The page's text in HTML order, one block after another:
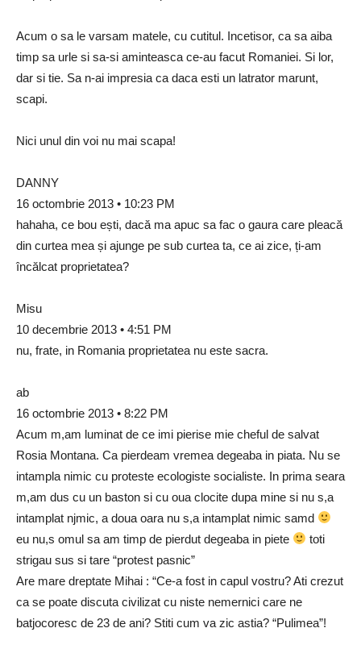
Acum o sa le varsam matele, cu cutitul. Incetisor, ca sa aiba
timp sa urle si sa-si aminteasca ce-au facut Romaniei. Si lor,
dar si tie. Sa n-ai impresia ca daca esti un latrator marunt,
scapi.
Nici unul din voi nu mai scapa!
DANNY
16 octombrie 2013 • 10:23 PM
hahaha, ce bou ești, dacă ma apuc sa fac o gaura care pleacă
din curtea mea și ajunge pe sub curtea ta, ce ai zice, ți-am
încălcat proprietatea?
Misu
10 decembrie 2013 • 4:51 PM
nu, frate, in Romania proprietatea nu este sacra.
ab
16 octombrie 2013 • 8:22 PM
Acum m,am luminat de ce imi pierise mie cheful de salvat
Rosia Montana. Ca pierdeam vremea degeaba in piata. Nu se
intampla nimic cu proteste ecologiste socialiste. In prima seara
m,am dus cu un baston si cu oua clocite dupa mine si nu s,a
intamplat njmic, a doua oara nu s,a intamplat nimic samd
eu nu,s omul sa am timp de pierdut degeaba in piete
toti
strigau sus si tare “protest pasnic”
Are mare dreptate Mihai : “Ce-a fost in capul vostru? Ati crezut
ca se poate discuta civilizat cu niste nemernici care ne
batjocoresc de 23 de ani? Stiti cum va zic astia? “Pulimea”!